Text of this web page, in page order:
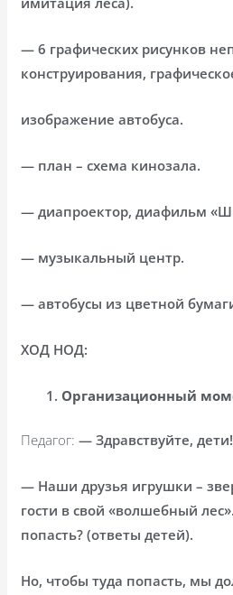
— 6 графических рисунков
конструирования,
изображение автобуса.
— план – схема кинозала.
— диапроектор, диафильм
— музыкальный центр.
— автобусы из цветной
ХОД НОД:
Организационный
Педагог:— Здравствуйте,
— Наши друзья игрушки –
гости в свой «волшебный
попасть? (ответы детей).
Но, чтобы туда попасть, мы